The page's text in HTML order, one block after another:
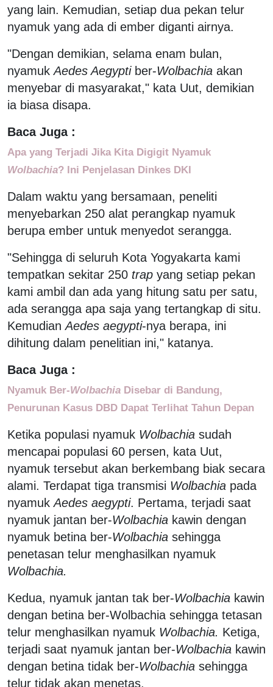
yang lain. Kemudian, setiap dua pekan telur
nyamuk yang ada di ember diganti airnya.
"Dengan demikian, selama enam bulan,
nyamukAedes Aegyptiber-Wolbachia akan
menyebar di masyarakat," kata Uut, demikian
ia biasa disapa.
Baca Juga :
Apa yang Terjadi Jika Kita Digigit Nyamuk
Wolbachia? Ini Penjelasan Dinkes DKI
Dalam waktu yang bersamaan, peneliti
menyebarkan 250 alat perangkap nyamuk
berupa ember untuk menyedot serangga.
"Sehingga di seluruh Kota Yogyakarta kami
tempatkan sekitar 250 trap yang setiap pekan
kami ambil dan ada yang hitung satu per satu,
ada serangga apa saja yang tertangkap di situ.
KemudianAedes aegypti-nya berapa, ini
dihitung dalam penelitian ini," katanya.
Baca Juga :
Nyamuk Ber-Wolbachia Disebar di Bandung,
Penurunan Kasus DBD Dapat Terlihat Tahun Depan
Ketika populasi nyamuk Wolbachia sudah
mencapai populasi 60 persen, kata Uut,
nyamuk tersebut akan berkembang biak secara
alami. Terdapat tiga transmisi Wolbachia pada
nyamukAedes aegypti. Pertama, terjadi saat
nyamuk jantan ber-Wolbachia kawin dengan
nyamuk betina ber-Wolbachia sehingga
penetasan telur menghasilkan nyamuk
Wolbachia.
Kedua, nyamuk jantan tak ber-Wolbachia kawin
dengan betina ber-Wolbachia sehingga tetasan
telur menghasilkan nyamuk Wolbachia. Ketiga,
terjadi saat nyamuk jantan ber-Wolbachia kawin
dengan betina tidak ber-Wolbachia sehingga
telur tidak akan menetas.